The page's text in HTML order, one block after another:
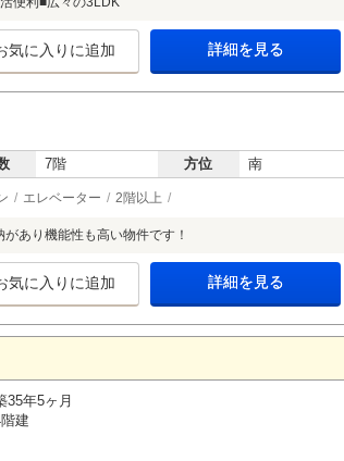
気に入りに追加 詳細を見る
7階 方位 南
エレベーター 2階以上
あり機能性も高い物件です！
気に入りに追加 詳細を見る
35年5ヶ月
建